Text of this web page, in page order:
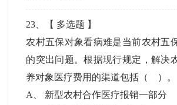
23 、【 多选题 】
农村五保对象看病难是当前农村五
的突出问题。根据现行规定，解决
养对象医疗费用的渠道包括（ ）。
A
新型农村合作医疗报销一部分